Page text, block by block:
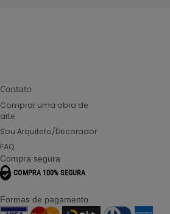
Contato
Comprar uma obra de
arte
Sou Arquiteto/Decorador
FAQ
Compra segura
Formas de pagamento